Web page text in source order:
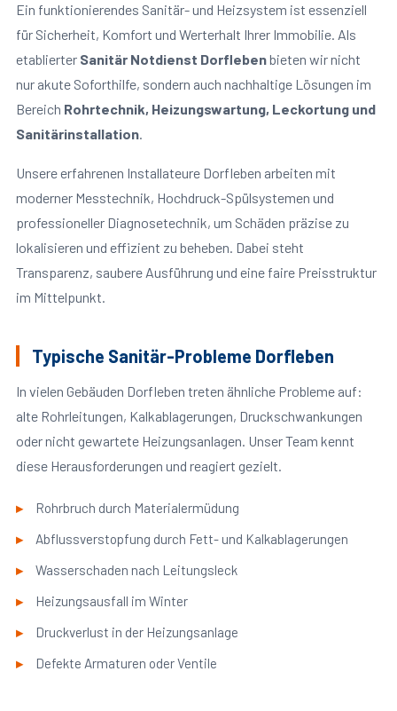
Ein funktionierendes Sanitär- und Heizsystem ist essenziell
für Sicherheit, Komfort und Werterhalt Ihrer Immobilie. Als
etablierter Sanitär Notdienst Dorflebenbieten wir nicht
nur akute Soforthilfe, sondern auch nachhaltige Lösungen im
Bereich Rohrtechnik, Heizungswartung, Leckortung und
Sanitärinstallation.
Unsere erfahrenen Installateure Dorfleben arbeiten mit
moderner Messtechnik, Hochdruck-Spülsystemen und
professioneller Diagnosetechnik, um Schäden präzise zu
lokalisieren und effizient zu beheben. Dabei steht
Transparenz, saubere Ausführung und eine faire Preisstruktur
im Mittelpunkt.
Typische Sanitär-Probleme Dorfleben
In vielen Gebäuden Dorfleben treten ähnliche Probleme auf:
alte Rohrleitungen, Kalkablagerungen, Druckschwankungen
oder nicht gewartete Heizungsanlagen. Unser Team kennt
diese Herausforderungen und reagiert gezielt.
Rohrbruch durch Materialermüdung
Abflussverstopfung durch Fett- und Kalkablagerungen
Wasserschaden nach Leitungsleck
Heizungsausfall im Winter
Druckverlust in der Heizungsanlage
Defekte Armaturen oder Ventile